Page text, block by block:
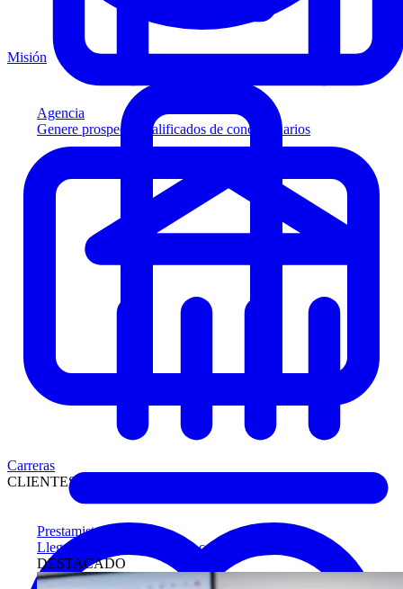
Agencia
Genere prospectos calificados de concesionarios
Prestamistas
Llegue antes a compradores calificados
DESTACADO
Misión
Carreras
CLIENTES